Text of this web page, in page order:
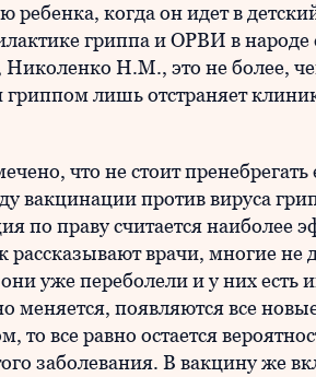
ребенка, когда он идет в
гриппа и ОРВИ в народе
Н.М., это не более,
гриппом лишь отстраняет
что не стоит
вакцинации против вируса
по праву считается наиболее
врачи, многие не
уже переболели и у них есть
меняется, появляются все
то все равно остается
заболевания. В вакцину же